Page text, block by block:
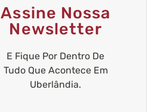
Assine Nossa
Newsletter
E Fique Por Dentro De
Tudo Que Acontece Em
Uberlândia.